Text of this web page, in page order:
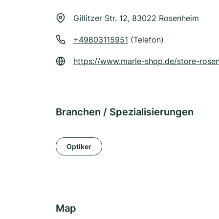
Gillitzer Str. 12, 83022 Rosenheim
+49803115951 (Telefon)
https://www.marle-shop.de/store-
Branchen / Spezialisierungen
Optiker
Map